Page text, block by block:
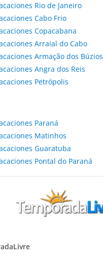
Rio de Janeiro
Cabo Frio
Copacabana
Arraial do Cabo
Armação dos Búzios
Angra dos Reis
Petrópolis
Paraná
Matinhos
Guaratuba
Pontal do Paraná